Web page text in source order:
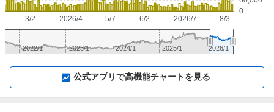
0
2026/4 2026/7
3/2 5/7 6/2 8/3
2023/1 2025/1
2022/1 2024/1 2026/1
公式アプリで高機能チャートを見る